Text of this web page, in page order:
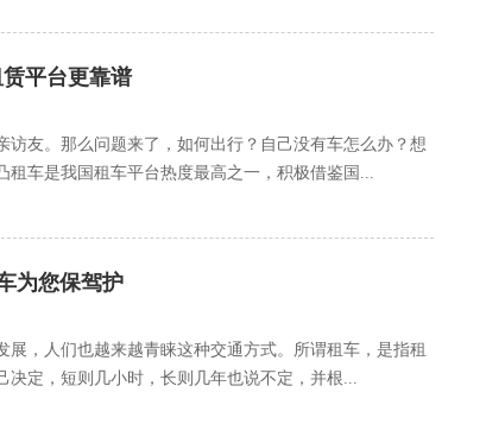
平台更靠谱
友。那么问题来了，如何出行？自己没有车怎么办？想
车是我国租车平台热度最高之一，积极借鉴国...
为您保驾护
，人们也越来越青睐这种交通方式。所谓租车，是指租
定，短则几小时，长则几年也说不定，并根...